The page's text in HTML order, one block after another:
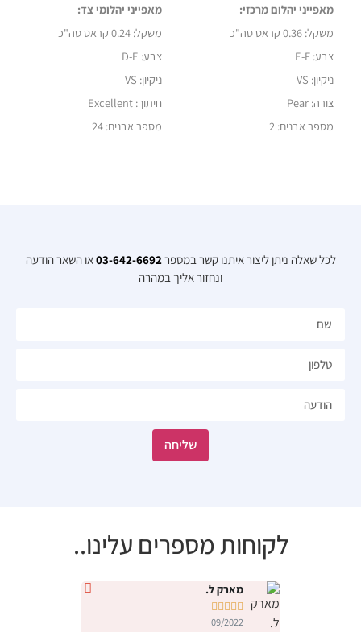
מאפייני יהלום מרכזי:
מאפייני יהלומי צד:
משקל: 0.36 קראט סה"כ
משקל: 0.24 קראט סה"כ
צבע: E-F
צבע: D-E
ניקיון: VS
ניקיון: VS
צורה: Pear
חיתוך: Excellent
מספר אבנים: 2
מספר אבנים: 24
לכל שאלה ניתן ליצור איתנו קשר במספר03-642-6692או השאר הודעה
ונחזור אליך במהרה​
שליחה
לקוחות מספרים עלינו..
מארק ל.





09/2022